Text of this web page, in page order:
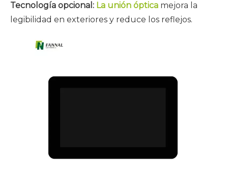
Tecnología opcional: La unión óptica mejora la
legibilidad en exteriores y reduce los reflejos.